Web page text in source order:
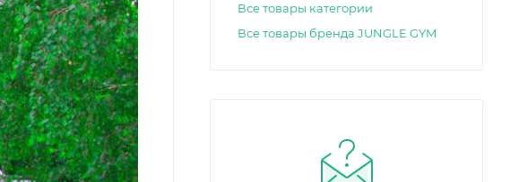
Все товары категории
Все товары бренда JUNGLE GYM